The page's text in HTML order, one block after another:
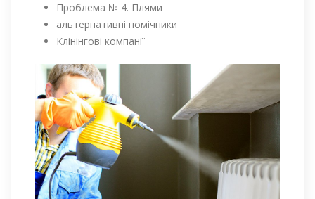
Проблема № 4. Плями
альтернативні помічники
Клінінгові компанії